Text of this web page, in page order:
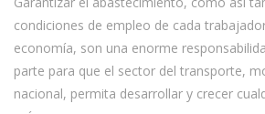
condiciones de empleo de cada
economía, son una enorme
parte para que el sector del transporte,
nacional, permita desarrollar y crecer